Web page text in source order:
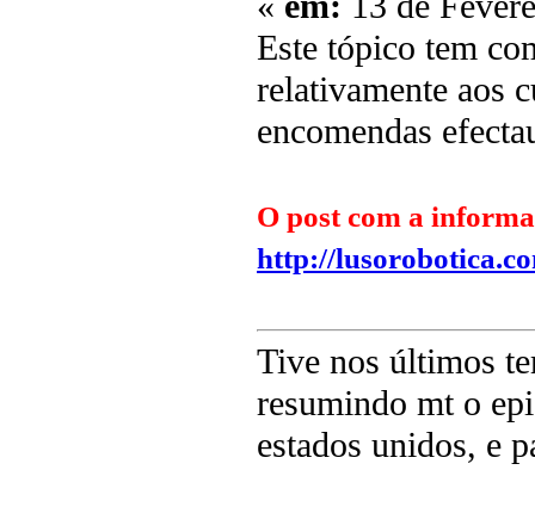
Este tópico tem
relativamente aos
encomendas
O post com a
http://
Tive nos últimos
resumindo mt o
estados unidos, e